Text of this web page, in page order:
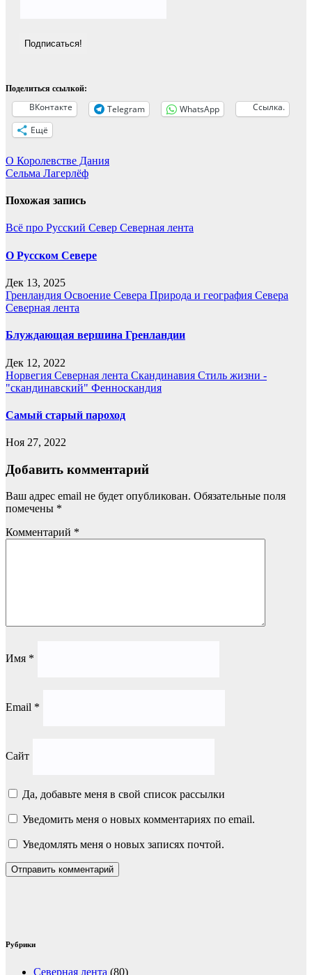
Поделиться ссылкой:
ВКонтакте Telegram WhatsApp
Ссылка.
Ещё
Навигация
по
записям
О Королевстве Дания
Сельма Лагерлёф
Похожая запись
Всё про Русский Север Северная лента
О Русском Севере
Дек 13, 2025
Гренландия Освоение Севера Природа и география Севера
Северная лента
Блуждающая вершина Гренландии
Дек 12, 2022
Норвегия Северная лента Скандинавия Стиль жизни -
"скандинавский" Фенноскандия
Самый старый пароход
Ноя 27, 2022
Добавить комментарий
Ваш адрес email не будет опубликован. Обязательные поля
помечены *
Комментарий *
Имя *
Email *
Сайт
Да, добавьте меня в свой список рассылки
Уведомить меня о новых комментариях по email.
Уведомлять меня о новых записях почтой.
Рубрики
Северная лента (80)